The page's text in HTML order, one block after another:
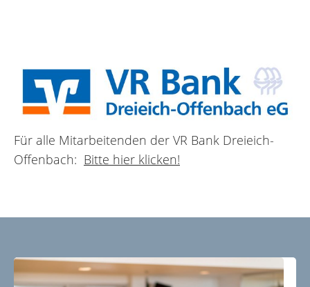
Für alle Mitarbeitenden der VR Bank Dreieich-
Offenbach: Bitte hier klicken!